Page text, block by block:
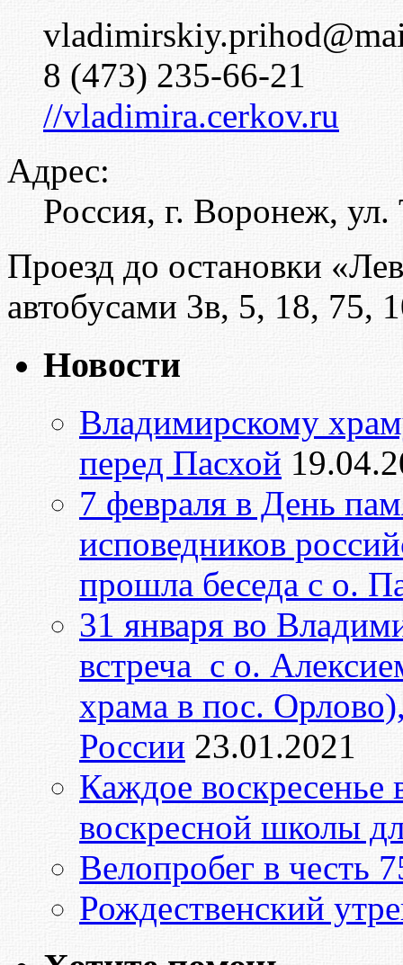
8 (473) 235-66-21
//vladimira.cerkov.ru
Адрес:
Россия, г. Воронеж, ул.
Проезд до остановки
автобусами 3в, 5, 18, 75,
Новости
Владимирскому
перед Пасхой
7 февраля в День
исповедников
прошла беседа с о.
31 января во
встреча с о.
храма в пос.
России 23.01.2021
Каждое воскресенье
воскресной школы
Велопробег в честь
Рождественский